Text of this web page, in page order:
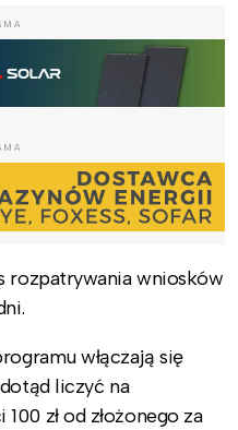
rozpatrywania wniosków
włączają się
liczyć na
zł od złożonego za